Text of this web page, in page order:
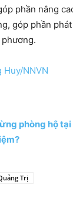
phần nâng
góp phần
Huy/NNVN
phòng hộ
Trị